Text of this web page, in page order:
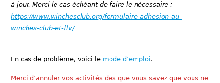
à jour. Merci le cas échéant de faire le nécessaire :
https://www.winchesclub.org/formulaire-adhesion-au-
winches-club-et-ffv/
En cas de problème, voici le mode d’emploi.
Merci d’annuler vos activités dès que vous savez que vous ne